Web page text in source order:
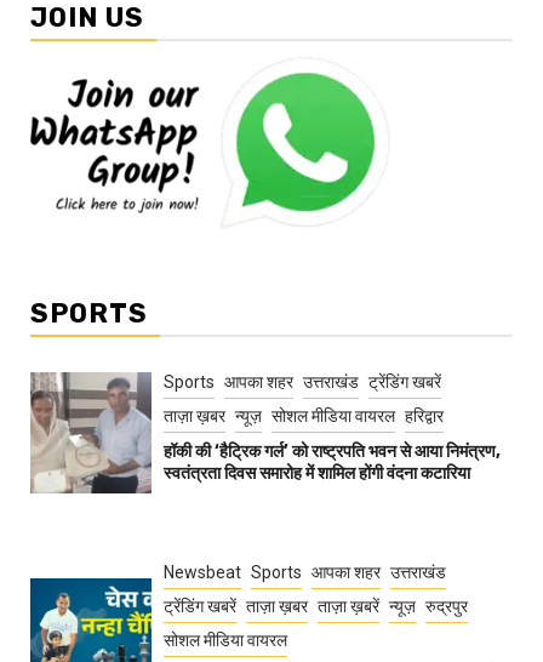
JOIN US
SPORTS
Sports आपका शहर उत्तराखंड ट्रेंडिंग खबरें
ताज़ा ख़बर न्यूज़ सोशल मीडिया वायरल हरिद्वार
हॉकी की ‘हैट्रिक गर्ल’ को राष्ट्रपति भवन से आया निमंत्रण,
स्वतंत्रता दिवस समारोह में शामिल होंगी वंदना कटारिया
Newsbeat Sports आपका शहर उत्तराखंड
ट्रेंडिंग खबरें ताज़ा ख़बर ताज़ा ख़बरें न्यूज़ रुद्रपुर
सोशल मीडिया वायरल